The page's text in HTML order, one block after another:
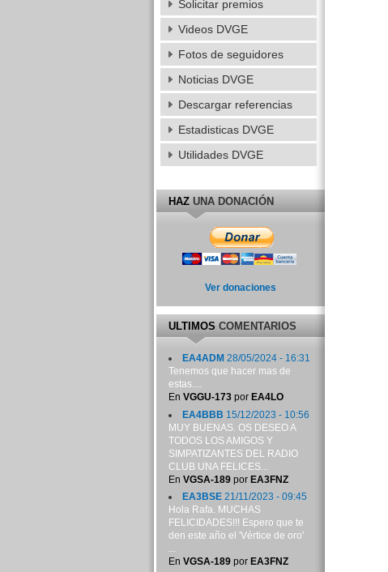
Solicitar premios
Videos DVGE
Fotos de seguidores
Noticias DVGE
Descargar referencias
Estadisticas DVGE
Utilidades DVGE
HAZUNA DONACIÓN
Ver donaciones
ULTIMOSCOMENTARIOS
EA4ADM 28/05/2024 - 16:31
Tenemos que hacer mas de
estas....
En VGGU-173por EA4LO
EA4BBB 15/12/2023 - 10:56
MUY BUENAS. OS DESEO A
TODOS LOS AMIGOS Y
SIMPATIZANTES DEL RADIO
CLUB UNA FELICES...
En VGSA-189por EA3FNZ
EA3BSE21/11/2023 - 09:45
Hola Rafa. MUCHAS
FELICIDADES!!! Espero que te
den este año el 'Vértice de oro'
...
En VGSA-189por EA3FNZ